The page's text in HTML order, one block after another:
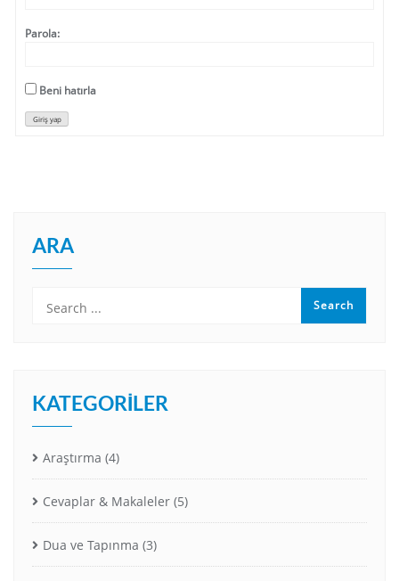
Parola:
Beni hatırla
Giriş yap
ARA
KATEGORILER
Araştırma (4)
Cevaplar & Makaleler (5)
Dua ve Tapınma (3)